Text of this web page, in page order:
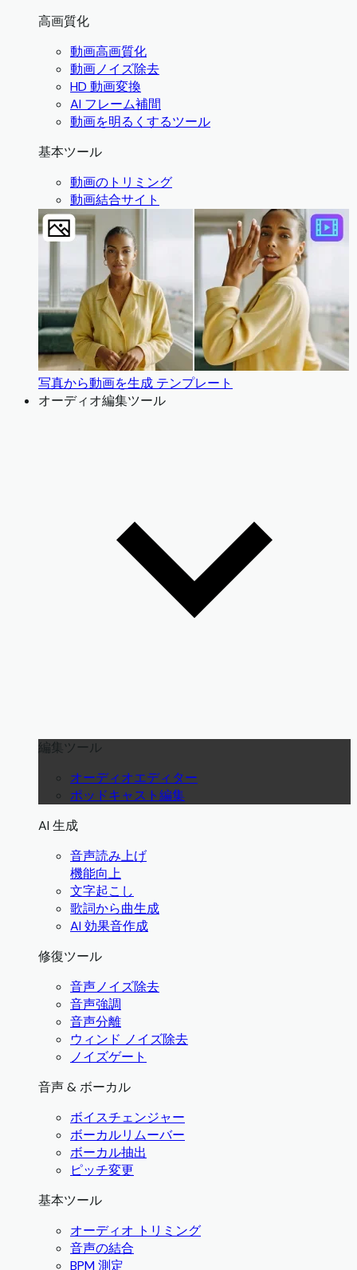
高画質化
動画高画質化
動画ノイズ除去
HD 動画変換
AI フレーム補間
動画を明るくするツール
基本ツール
動画のトリミング
動画結合サイト
写真から動画を生成 テンプレート
オーディオ編集ツール
編集ツール
オーディオエディター
ポッドキャスト編集
AI 生成
音声読み上げ
機能向上
文字起こし
歌詞から曲生成
AI 効果音作成
修復ツール
音声ノイズ除去
音声強調
音声分離
ウィンド ノイズ除去
ノイズゲート
音声 & ボーカル
ボイスチェンジャー
ボーカルリムーバー
ボーカル抽出
ピッチ変更
基本ツール
オーディオ トリミング
音声の結合
BPM 測定